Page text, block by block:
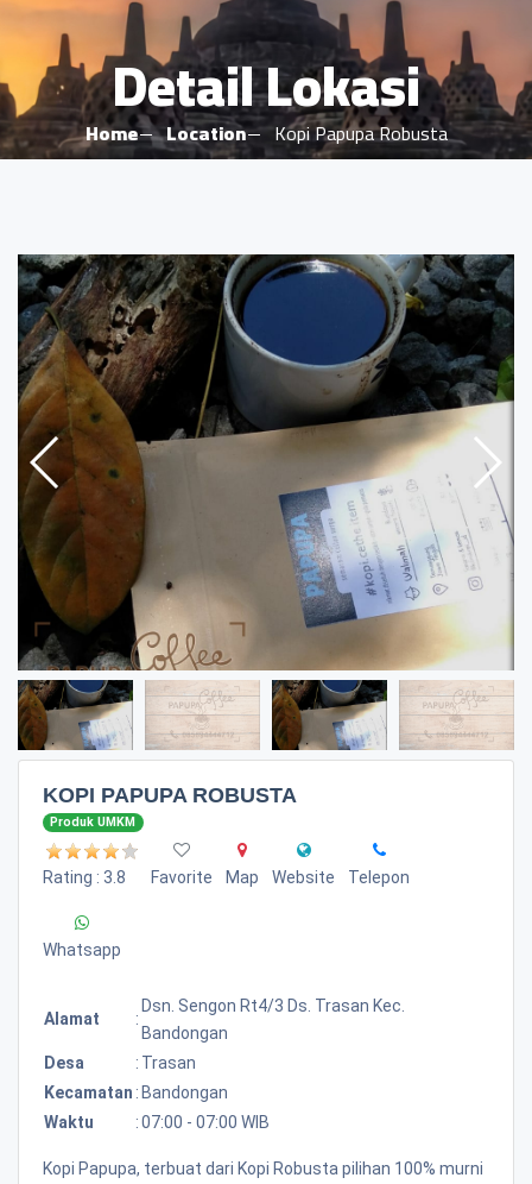
Detail Lokasi
Home Location Kopi Papupa Robusta
KOPI PAPUPA ROBUSTA
Produk UMKM
Rating : 3.8 Favorite Map Website Telepon
Whatsapp
Alamat :
Dsn. Sengon Rt4/3 Ds. Trasan Kec.
Bandongan
Desa
: Trasan
Kecamatan : Bandongan
Waktu
:07:00 - 07:00 WIB
Kopi Papupa, terbuat dari Kopi Robusta pilihan 100% murni